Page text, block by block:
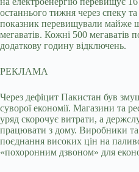
останнього тижня через спеку
показник перевищували майже
мегаватів. Кожні 500 мегаватів
додаткову годину відключень.
РЕКЛАМА
Через дефіцит Пакистан був
суворої економії. Магазини та
уряд скорочує витрати, а
працювати з дому. Виробники
поєднання високих цін на
«похоронним дзвоном» для